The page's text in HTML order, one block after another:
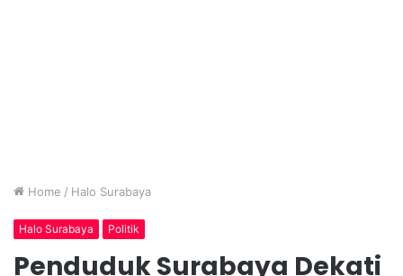
Home / Halo Surabaya
Halo Surabaya Politik
Penduduk Surabaya Dekati